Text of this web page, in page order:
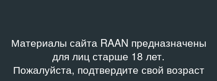
Материалы сайта RAAN предназначены
для лиц старше 18 лет.
Пожалуйста, подтвердите свой возраст